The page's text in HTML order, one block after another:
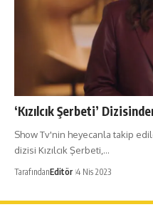
‘Kızılcık Şerbeti’
Show Tv'nin heyecanla takip
dizisi Kızılcık Şerbeti,…
TarafındanEditör 4 Nis 2023